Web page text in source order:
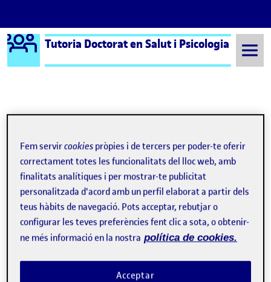
Saltar al contingut
Logo Ágora
Tutoria Doctorat en Salut i Psicologia
Semestre 20231 - Aula 646 Conferència al Seminario Permanente de Bioètica de la Universitat de València
Navegació d'entrades
Anterior: Assistència a Lectura de Tesi Doctoral: Lourdes
Següent
Publicat perConferència al Seminario
Publicat per
Gemma Torrell Vallespin
Visibilitat:
Públic -Data de publicació
1 Abr. 20251 abril, 2025 11:12 am
-comentariel Conferència al Seminario Permanente
Presentació presencial del projecte de tesis al
Permanente de Bioètica de la Universitat de Valènciael 22 de
març de 2025 on vaig tenir la oportunitat de posar el treball
Fem servircookies pròpies i de tercers per poder-te oferir
correctament totes les funcionalitats del lloc web, amb
finalitats analítiques i per mostrar-te publicitat
personalitzada d'acord amb un perfil elaborat a partir dels
teus hàbits de navegació. Pots acceptar, rebutjar o
configurar les teves preferències fent clic a sota, o obtenir-
ne més informació en la nostra política de cookies.
Acceptar